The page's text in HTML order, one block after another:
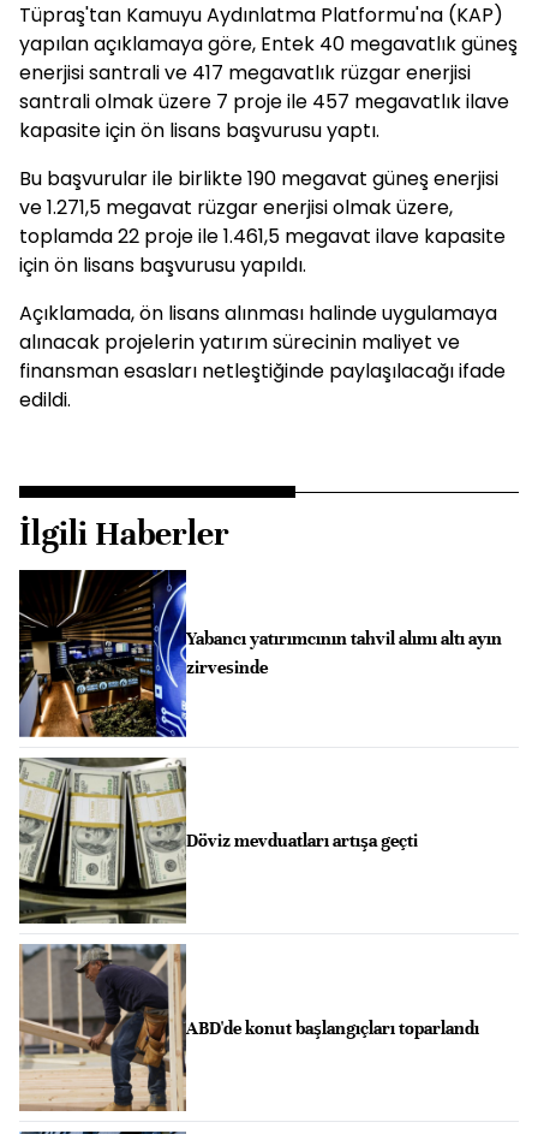
Tüpraş'tan Kamuyu Aydınlatma Platformu'na (KAP)
yapılan açıklamaya göre, Entek 40 megavatlık güneş
enerjisi santrali ve 417 megavatlık rüzgar enerjisi
santrali olmak üzere 7 proje ile 457 megavatlık ilave
kapasite için ön lisans başvurusu yaptı.
Bu başvurular ile birlikte 190 megavat güneş enerjisi
ve 1.271,5 megavat rüzgar enerjisi olmak üzere,
toplamda 22 proje ile 1.461,5 megavat ilave kapasite
için ön lisans başvurusu yapıldı.
Açıklamada, ön lisans alınması halinde uygulamaya
alınacak projelerin yatırım sürecinin maliyet ve
finansman esasları netleştiğinde paylaşılacağı ifade
edildi.
İlgili Haberler
Yabancı yatırımcının tahvil alımı altı ayın
zirvesinde
Döviz mevduatları artışa geçti
ABD'de konut başlangıçları toparlandı